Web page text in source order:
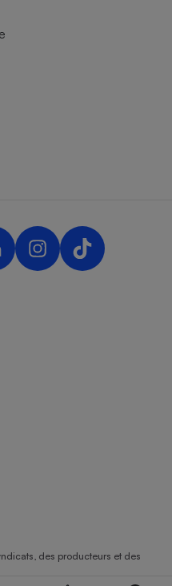
des producteurs et des